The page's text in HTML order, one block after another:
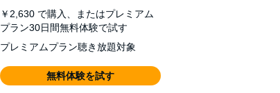
￥2,630 で購入、またはプレミアム
プラン30日間無料体験で試す
プレミアムプラン聴き放題対象
無料体験を試す